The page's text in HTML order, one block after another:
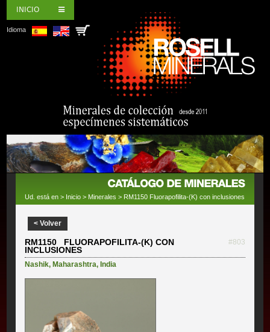
INICIO
Idioma
Ud. está en > Inicio > Minerales > RM1150 Fluorapofilita-(K) con inclusiones
< Volver
RM1150 FLUORAPOFILITA-(K) CON
INCLUSIONES
#803
Nashik, Maharashtra, India